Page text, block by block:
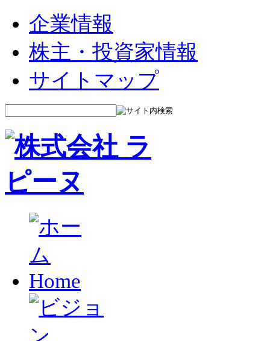
企業情報
株主・投資家情報
サイトマップ